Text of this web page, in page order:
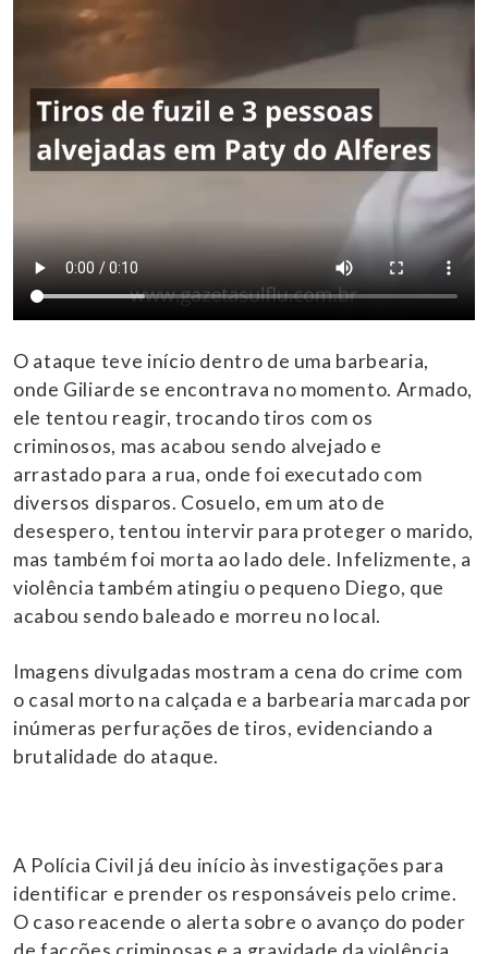
O ataque teve início dentro de uma barbearia,
onde Giliarde se encontrava no momento. Armado,
ele tentou reagir, trocando tiros com os
criminosos, mas acabou sendo alvejado e
arrastado para a rua, onde foi executado com
diversos disparos. Cosuelo, em um ato de
desespero, tentou intervir para proteger o marido,
mas também foi morta ao lado dele. Infelizmente, a
violência também atingiu o pequeno Diego, que
acabou sendo baleado e morreu no local.
Imagens divulgadas mostram a cena do crime com
o casal morto na calçada e a barbearia marcada por
inúmeras perfurações de tiros, evidenciando a
brutalidade do ataque.
A Polícia Civil já deu início às investigações para
identificar e prender os responsáveis pelo crime.
O caso reacende o alerta sobre o avanço do poder